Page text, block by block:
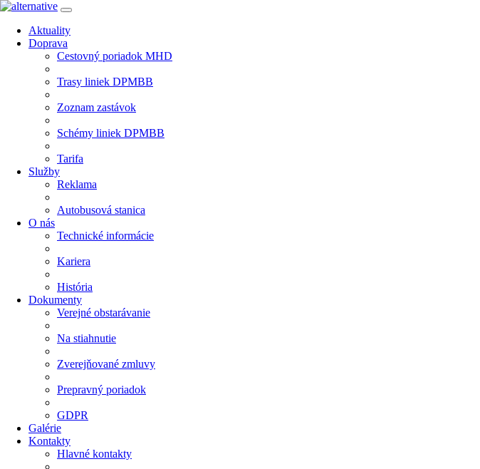
Aktuality
Doprava
Cestovný poriadok MHD
Trasy liniek DPMBB
Zoznam zastávok
Schémy liniek DPMBB
Tarifa
Služby
Reklama
Autobusová stanica
O nás
Technické informácie
Kariera
História
Dokumenty
Verejné obstarávanie
Na stiahnutie
Zverejňované zmluvy
Prepravný poriadok
GDPR
Galérie
Kontakty
Hlavné kontakty